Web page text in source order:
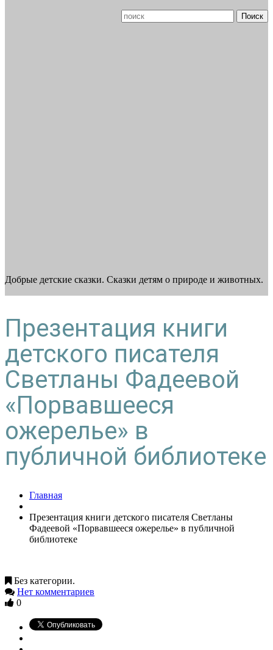
Добрые детские сказки. Сказки детям о природе и животных.
Презентация книги
детского писателя
Светланы Фадеевой
«Порвавшееся
ожерелье» в
публичной библиотеке
Главная
Презентация книги детского писателя Светланы
Фадеевой «Порвавшееся ожерелье» в публичной
библиотеке
Без категории.
Нет комментариев
0